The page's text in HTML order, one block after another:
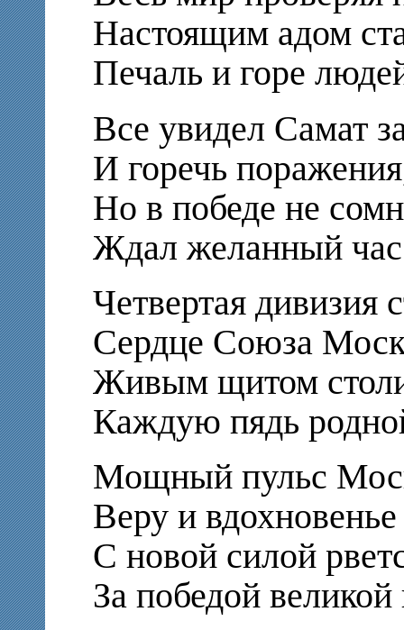
Настоящим адом
Печаль и горе
Все увидел Самат
И горечь
Но в победе не
Ждал желанный час
Четвертая дивизия
Сердце Союза
Живым щитом
Каждую пядь
Мощный пульс
Веру и
С новой силой
За победой